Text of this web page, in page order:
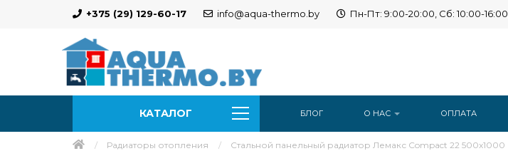
+375 (29) 129-60-17 info@aqua-thermo.by Пн-Пт: 9:00-20:00, Сб: 10:00-
КАТАЛОГ БЛОГ О НАС ОПЛАТА
Радиаторы отопления Стальной панельный радиатор Лемакс Compact 22 500x1000